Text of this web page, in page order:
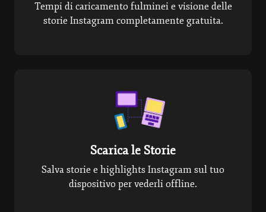
Tempi di caricamento fulminei e visione delle
storie Instagram completamente gratuita.
Scarica le Storie
Salva storie e highlights Instagram sul tuo
dispositivo per vederli offline.